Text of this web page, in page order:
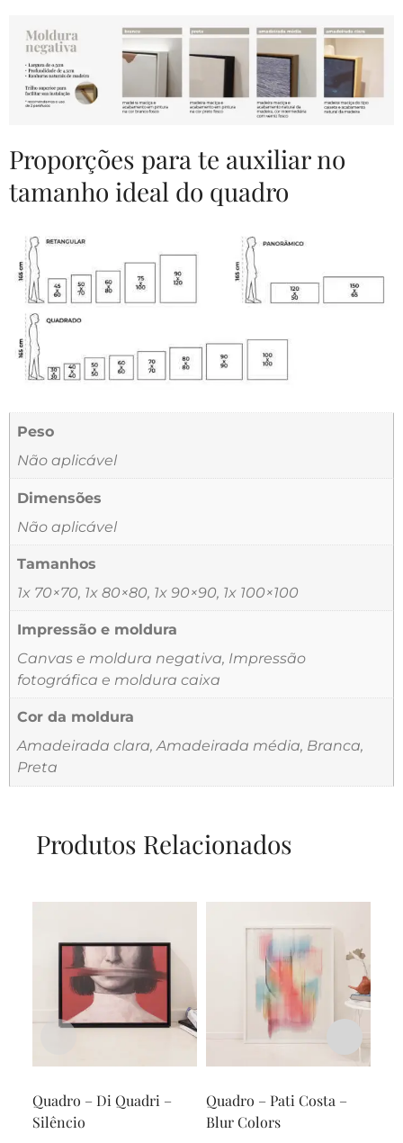
Proporções para te auxiliar no
tamanho ideal do quadro
Peso
Não aplicável
Dimensões
Não aplicável
Tamanhos
1x 70×70, 1x 80×80, 1x 90×90, 1x 100×100
Impressão e moldura
Canvas e moldura negativa, Impressão
fotográfica e moldura caixa
Cor da moldura
Amadeirada clara, Amadeirada média, Branca,
Preta
Produtos Relacionados
Quadro – Di Quadri –
Silêncio
Quadro – Pati Costa –
Blur Colors